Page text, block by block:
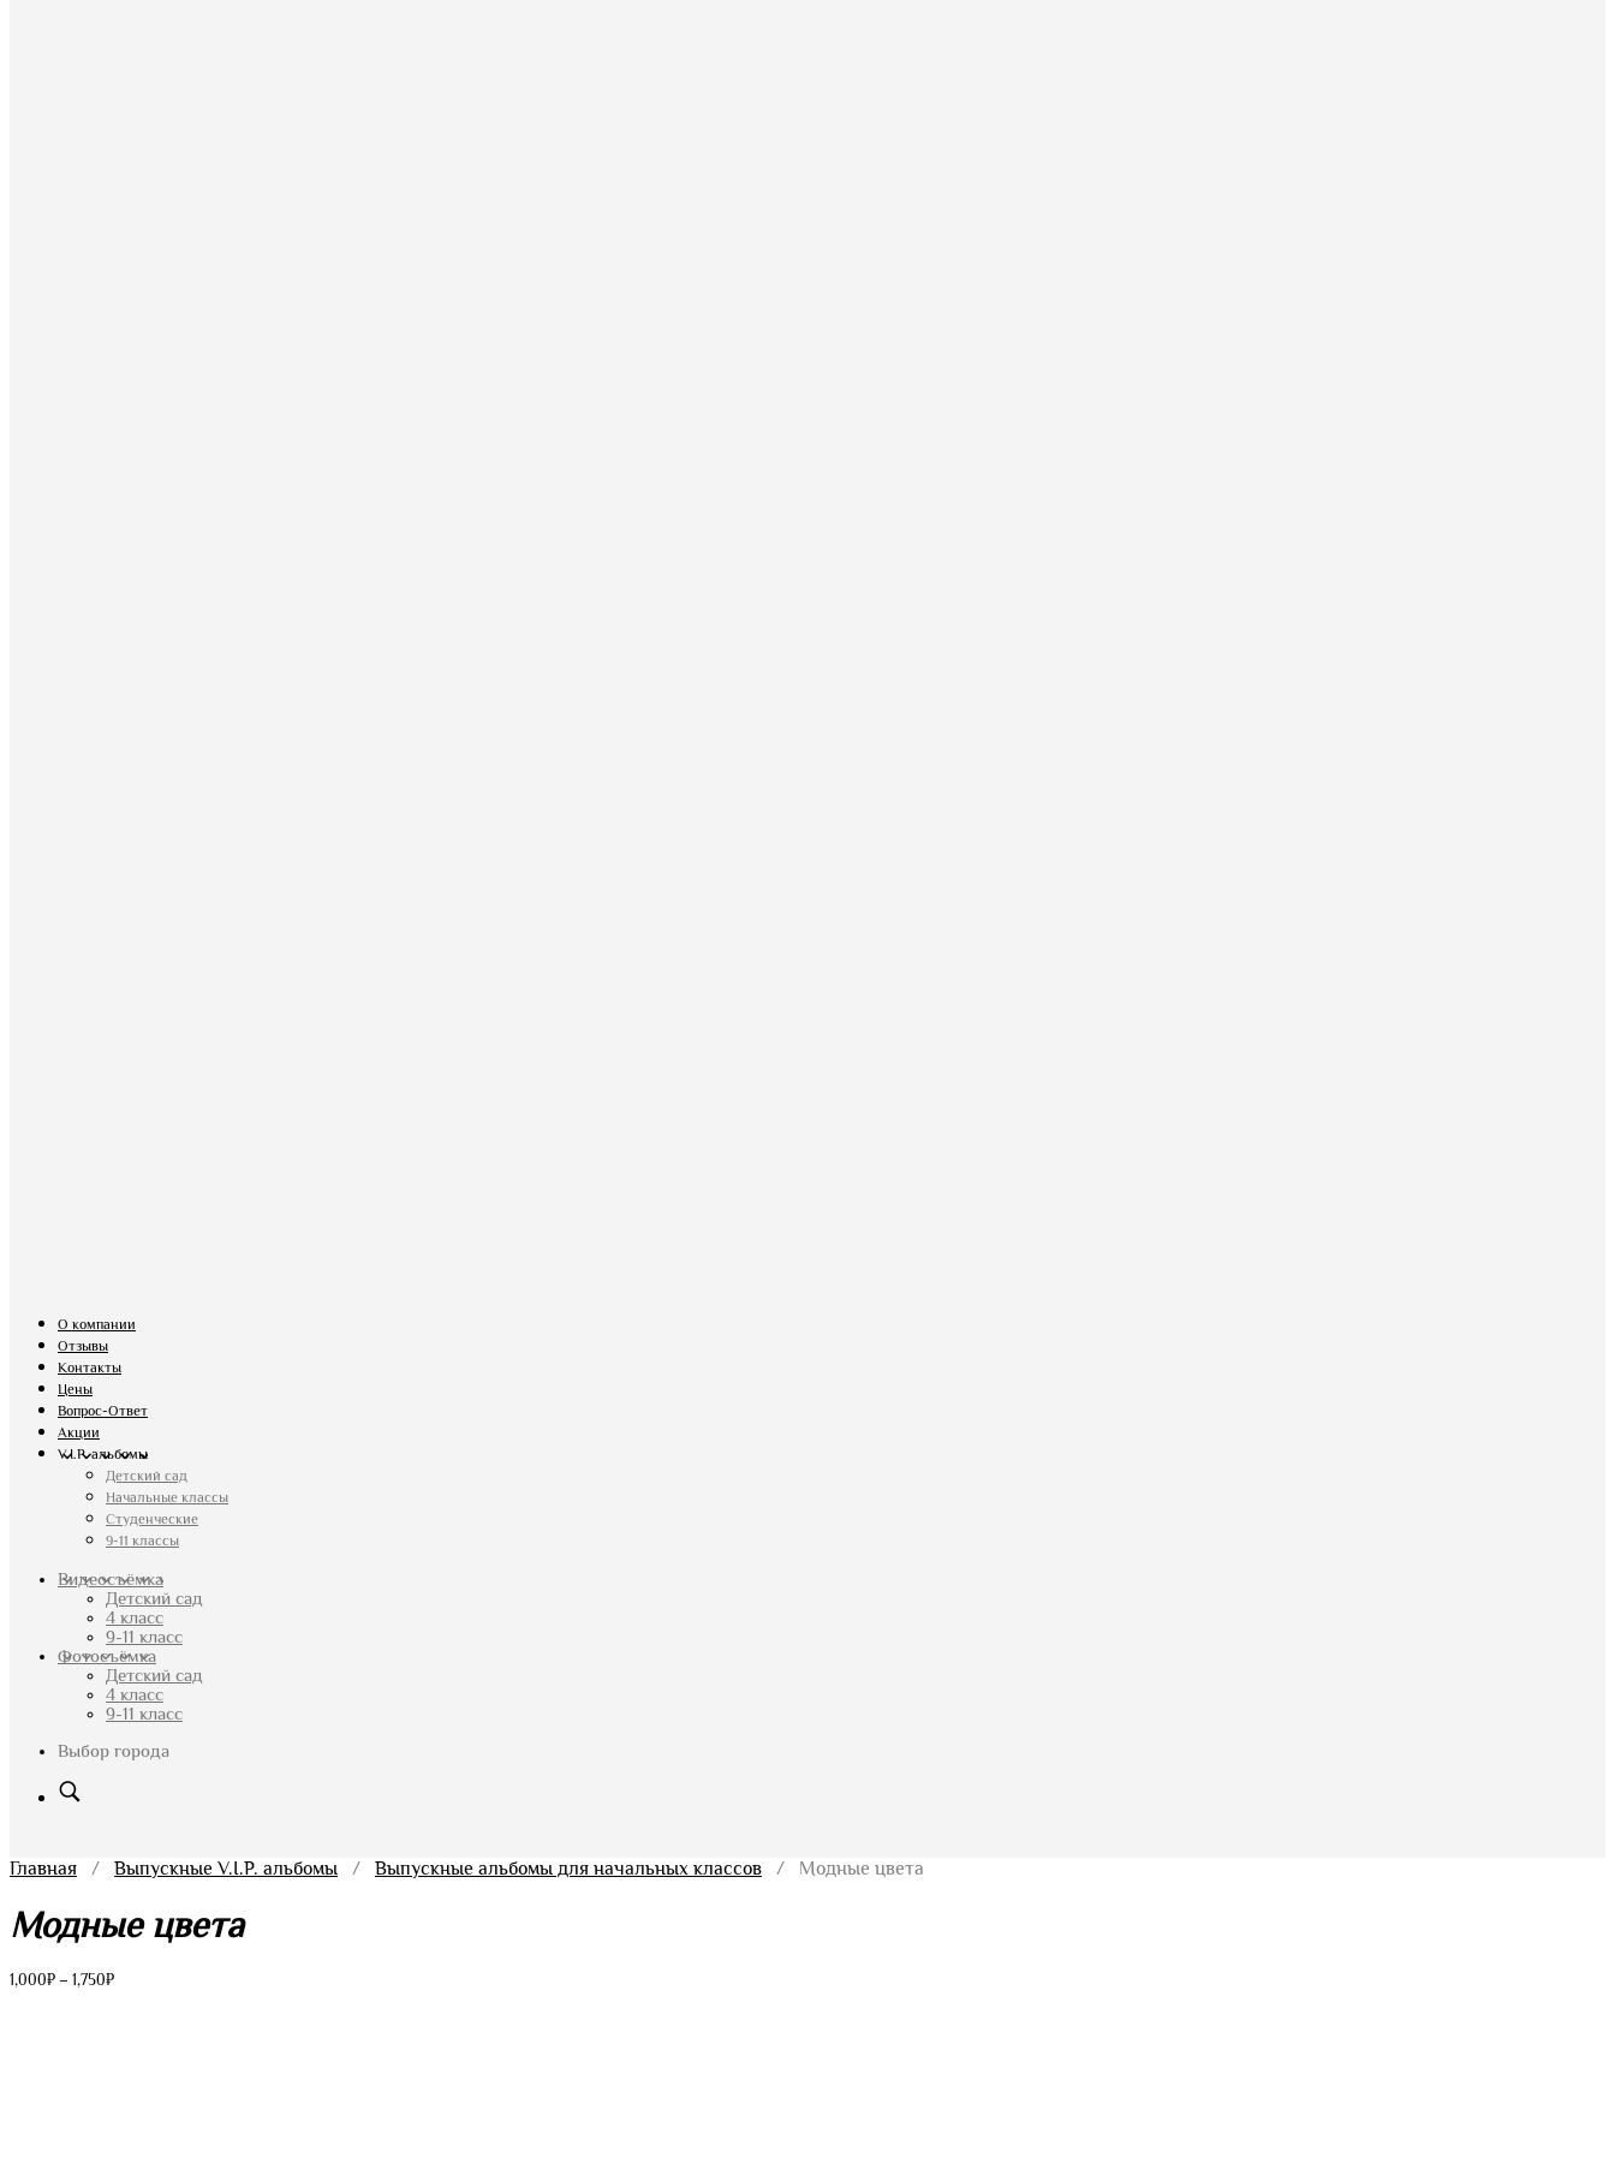
О компании
Отзывы
Контакты
Цены
Вопрос-Ответ
Акции
V.I.P. альбомы
Детский сад
Начальные классы
Студенческие
9-11 классы
Видеосъёмка
Детский сад
4 класс
9-11 класс
Фотосъёмка
Детский сад
4 класс
9-11 класс
Выбор города
Главная / Выпускные V.I.P. альбомы / Выпускные альбомы для начальных классов / Модные цвета
Модные цвета
1,000₽ – 1,750₽Диапазон